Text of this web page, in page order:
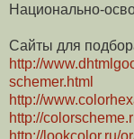
Национально-
Сайты для
http://
schemer.html
http://
http://
http://lookcolor.ru/